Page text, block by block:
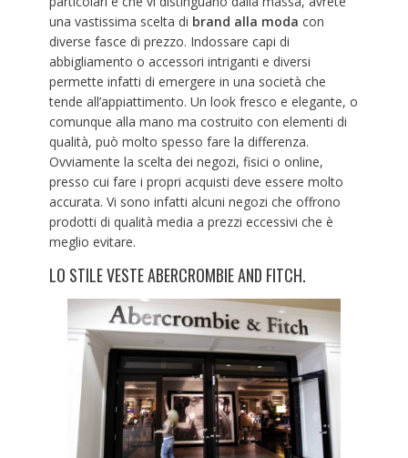
una vastissima scelta di brand alla moda con
diverse fasce di prezzo. Indossare capi di
abbigliamento o accessori intriganti e diversi
permette infatti di emergere in una società che
tende all’appiattimento. Un look fresco e elegante, o
comunque alla mano ma costruito con elementi di
qualità, può molto spesso fare la differenza.
Ovviamente la scelta dei negozi, fisici o online,
presso cui fare i propri acquisti deve essere molto
accurata. Vi sono infatti alcuni negozi che offrono
prodotti di qualità media a prezzi eccessivi che è
meglio evitare.
LO STILE VESTE ABERCROMBIE AND FITCH.